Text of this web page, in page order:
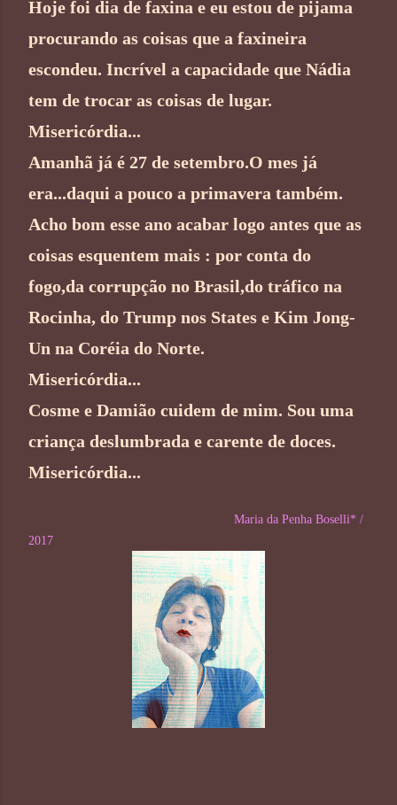
Hoje foi dia de faxina e eu estou de pijama
procurando as coisas que a faxineira
escondeu. Incrível a capacidade que Nádia
tem de trocar as coisas de lugar.
Misericórdia...
Amanhã já é 27 de setembro.O mes já
era...daqui a pouco a primavera também.
Acho bom esse ano acabar logo antes que as
coisas esquentem mais : por conta do
fogo,da corrupção no Brasil,do tráfico na
Rocinha, do Trump nos States e Kim Jong-
Un na Coréia do Norte.
Misericórdia...
Cosme e Damião cuidem de mim. Sou uma
criança deslumbrada e carente de doces.
Misericórdia...
Maria da Penha Boselli* /
2017